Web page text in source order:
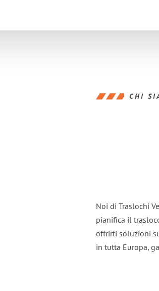
CHI
Noi di Traslochi
pianifica il
offrirti soluzioni
in tutta Europa,